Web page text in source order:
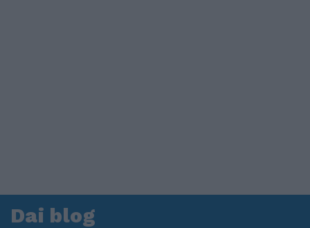
Dai blog